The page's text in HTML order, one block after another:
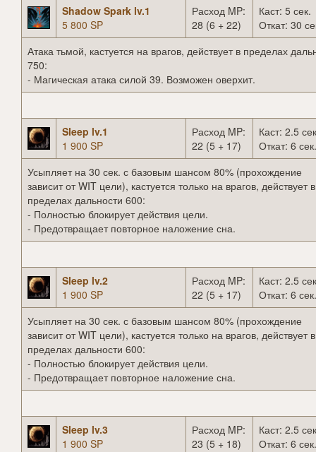
Shadow Spark lv.1
5 800 SP
Расход MP:
28 (6 + 22)
Каст: 5 сек.
Откат: 30
Атака тьмой, кастуется на врагов, действует в пределах
750:
- Магическая атака силой 39. Возможен оверхит.
Sleep lv.1
1 900 SP
Расход MP:
22 (5 + 17)
Каст: 2.5
Откат: 6 сек.
Усыпляет на 30 сек. с базовым шансом 80% (прохождение
зависит от WIT цели), кастуется только на врагов, действует в
пределах дальности 600:
- Полностью блокирует действия цели.
- Предотвращает повторное наложение сна.
Sleep lv.2
1 900 SP
Расход MP:
22 (5 + 17)
Каст: 2.5
Откат: 6 сек.
Усыпляет на 30 сек. с базовым шансом 80% (прохождение
зависит от WIT цели), кастуется только на врагов, действует в
пределах дальности 600:
- Полностью блокирует действия цели.
- Предотвращает повторное наложение сна.
Sleep lv.3
1 900 SP
Расход MP:
23 (5 + 18)
Каст: 2.5
Откат: 6 сек.